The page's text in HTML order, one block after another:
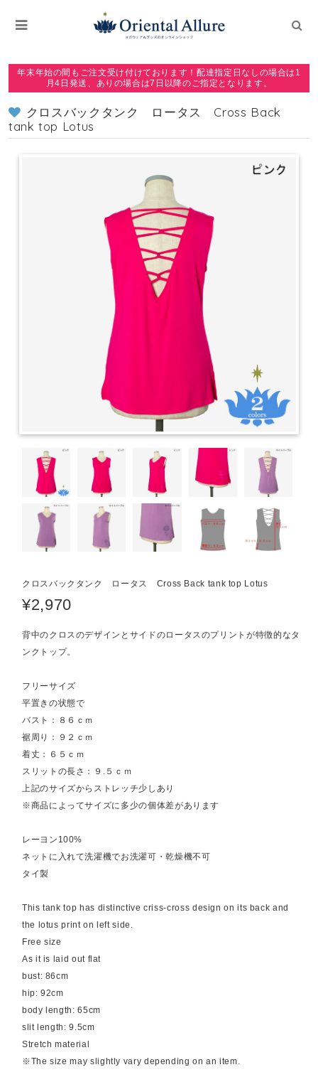
年末年始の間もご注文受け付けております！配達指定日なしの場合は1
月4日発送、ありの場合は7日以降のご指定となります。
クロスバックタンク ロータス Cross Back
tank top Lotus
クロスバックタンク ロータス Cross Back tank top Lotus
¥2,970
背中のクロスのデザインとサイドのロータスのプリントが特徴的なタ
ンクトップ。
フリーサイズ
平置きの状態で
バスト：８６ｃｍ
裾周り：９２ｃｍ
着丈：６５ｃｍ
スリットの長さ：９.５ｃｍ
上記のサイズからストレッチ少しあり
※商品によってサイズに多少の個体差があります
レーヨン100%
ネットに入れて洗濯機でお洗濯可・乾燥機不可
タイ製
This tank top has distinctive criss-cross design on its back and
the lotus print on left side.
Free size
As it is laid out flat
bust: 86cm
hip: 92cm
body length: 65cm
slit length: 9.5cm
Stretch material
※The size may slightly vary depending on an item.